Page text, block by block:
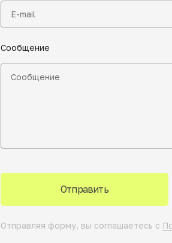
Сообщение
Отправить
Отправляя форму, вы соглашаетесь с